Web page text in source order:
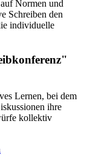
Normen und
Schreiben den
individuelle
Lernen, bei dem
ihre
kollektiv